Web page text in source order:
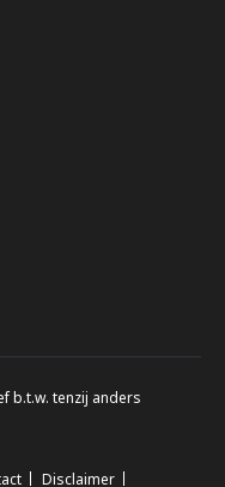
b.t.w. tenzij anders
Disclaimer